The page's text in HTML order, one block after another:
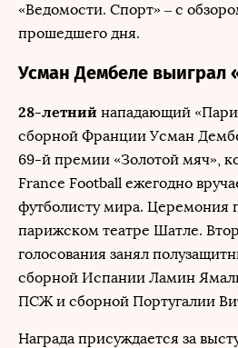
«Ведомости. Спорт» – с
прошедшего дня.
Усман Дембеле выиграл
28-летний нападающий
сборной Франции Усман
69-й премии «Золотой мяч»,
France Football ежегодно
футболисту мира. Церемония
парижском театре Шатле.
голосования занял
сборной Испании Ламин
ПСЖ и сборной Португалии
Награда присуждается за